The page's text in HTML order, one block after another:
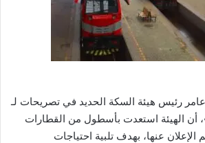
رئيس هيئة السكة الحديد في تصريحات لـ
أن الهيئة استعدت بأسطول من القطارات
الإعلان عنها، بهدف تلبية احتياجات